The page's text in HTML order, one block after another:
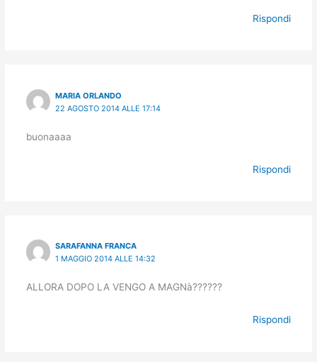
Rispondi
MARIA ORLANDO
22 AGOSTO 2014 ALLE 17:14
buonaaaa
Rispondi
SARAFANNA FRANCA
1 MAGGIO 2014 ALLE 14:32
ALLORA DOPO LA VENGO A MAGNà??????
Rispondi